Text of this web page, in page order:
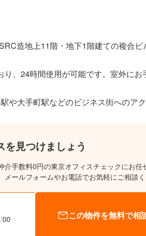
造地上11階・地下1階建ての複合
、24時間使用が可能です。室外に
や大手町駅などのビジネス街へのア
見つけましょう
手数料0円の東京オフィスチェックにお任
ールフォームやお電話でお気軽にご相談く
この物件を無料で相